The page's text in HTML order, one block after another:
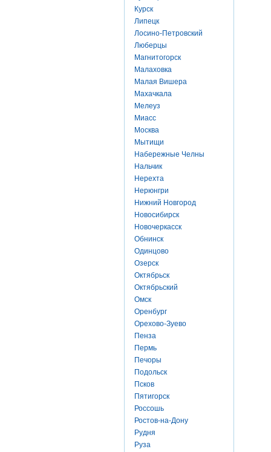
Курск
Липецк
Лосино-Петровский
Люберцы
Магнитогорск
Малаховка
Малая Вишера
Махачкала
Мелеуз
Миасс
Москва
Мытищи
Набережные Челны
Нальчик
Нерехта
Нерюнгри
Нижний Новгород
Новосибирск
Новочеркасск
Обнинск
Одинцово
Озерск
Октябрьск
Октябрьский
Омск
Оренбург
Орехово-Зуево
Пенза
Пермь
Печоры
Подольск
Псков
Пятигорск
Россошь
Ростов-на-Дону
Рудня
Руза